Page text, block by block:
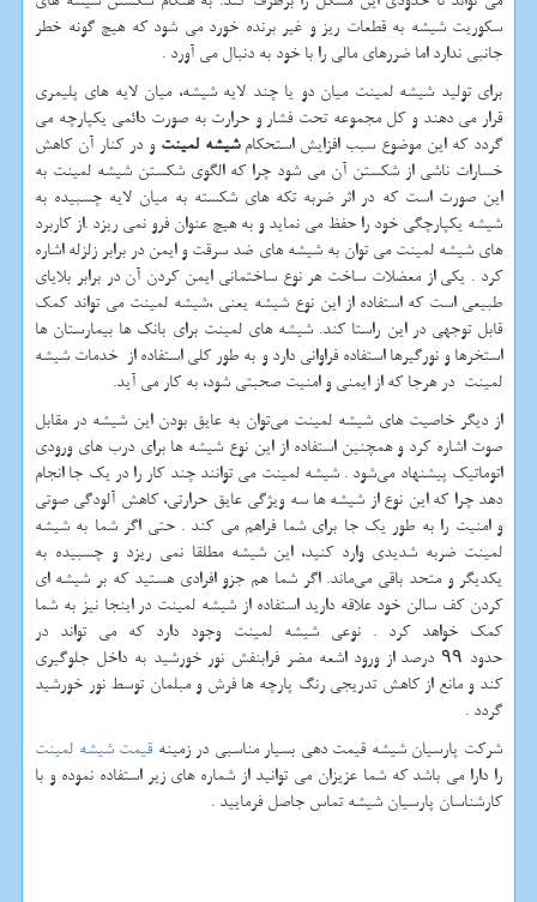
سکوریت شیشه به قطعات ریز و غیر برنده خورد می شود که هیچ گونه خطر
جانبی ندارد اما ضررهای مالی را با خود به دنبال می آورد .
برای تولید شیشه لمینت میان دو یا چند لایه شیشه، میان لایه های پلیمری
قرار می دهند و کل مجموعه تحت فشار و حرارت به صورت دائمی یکپارچه می
گردد که این موضوع سبب افزایش استحکامشیشه لمینت و در کنار آن کاهش
خسارات ناشی از شکستن آن می شود چرا که الگوی شکستن شیشه لمینت به
این صورت است که در اثر ضربه تکه های شکسته به میان لایه چسبیده به
شیشه یکپارچگی خود را حفظ می نماید و به هیچ عنوان فرو نمی ریزد .از کاربرد
های شیشه لمینت می توان به شیشه های ضد سرقت و ایمن در برابر زلزله اشاره
کرد . یکی از معضلات ساخت هر نوع ساختمانی ایمن کردن آن در برابر بلایای
طبیعی است که استفاده از این نوع شیشه یعنی ،شیشه لمینت می تواند کمک
قابل توجهی در این راستا کند. شیشه های لمینت برای بانک ها بیمارستان ها
استخرها و نورگیرها استفاده فراوانی دارد و به طور کلی استفاده از خدمات شیشه
لمینت در هرجا که از ایمنی و امنیت صحبتی شود، به کار می آید.
از دیگر خاصیت های شیشه لمینت می‌توان به عایق بودن این شیشه در مقابل
صوت اشاره کرد و همچنین استفاده از این نوع شیشه ها برای درب های ورودی
اتوماتیک پیشنهاد می‌شود . شیشه لمینت می توانند چند کار را در یک جا انجام
دهد چرا که این نوع از شیشه ها سه ویژگی عایق حرارتی، کاهش آلودگی صوتی
و امنیت را به طور یک جا برای شما فراهم می کند . حتی اگر شما به شیشه
لمینت ضربه شدیدی وارد کنید، این شیشه مطلقا نمی ریزد و چسبیده به
یکدیگر و متحد باقی می‌ماند. اگر شما هم جزو افرادی هستید که بر شیشه ای
کردن کف سالن خود علاقه دارید استفاده از شیشه لمینت در اینجا نیز به شما
کمک خواهد کرد . نوعی شیشه لمینت وجود دارد که می تواند در
حدود ۹۹ درصد از ورود اشعه مضر فرابنفش نور خورشید به داخل جلوگیری
کند و مانع از کاهش تدریجی رنگ پارچه ها فرش و مبلمان توسط نور خورشید
گردد .
شرکت پارسیان شیشه قیمت دهی بسیار مناسبی در زمینه قیمت شیشه لمینت
را دارا می باشد که شما عزیزان می توانید از شماره های زیر استفاده نموده و با
کارشناسان پارسیان شیشه تماس جاصل فرمایید .